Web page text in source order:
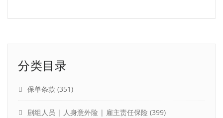
分类目录
保单条款 (351)
剧组人员 | 人身意外险 | 雇主责任保险 (399)